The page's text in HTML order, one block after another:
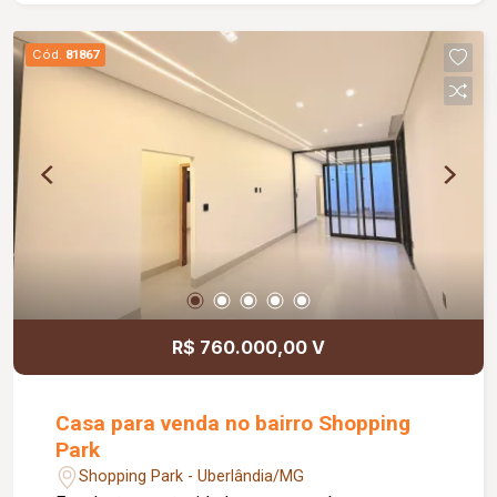
Cód. 81867
R$ 760.000,00 V
Casa para venda no bairro Shopping
Park
Shopping Park - Uberlândia/MG